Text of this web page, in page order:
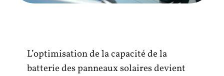
L’optimisation de la capacité de la
batterie des panneaux solaires devient